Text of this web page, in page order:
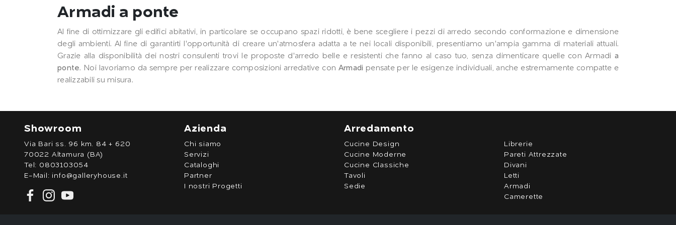
Armadi a ponte
Al fine di ottimizzare gli edifici abitativi, in particolare se occupano spazi ridotti, è bene scegliere i pezzi di arredo secondo conformazione e dimensione
degli ambienti. Al fine di garantirti l'opportunità di creare un'atmosfera adatta a te nei locali disponibili, presentiamo un'ampia gamma di materiali attuali.
Grazie alla disponibilità dei nostri consulenti trovi le proposte d'arredo belle e resistenti che fanno al caso tuo, senza dimenticare quelle con Armadi a
ponte. Noi lavoriamo da sempre per realizzare composizioni arredative con Armadi pensate per le esigenze individuali, anche estremamente compatte e
realizzabili su misura.
Showroom
Via Bari ss. 96 km. 84 + 620
70022 Altamura (BA)
Tel: 0803103054
E-Mail: info@galleryhouse.it
Azienda
Chi siamo
Servizi
Cataloghi
Partner
I nostri Progetti
Arredamento
Cucine Design
Cucine Moderne
Cucine Classiche
Tavoli
Sedie
Librerie
Pareti Attrezzate
Divani
Letti
Armadi
Camerette